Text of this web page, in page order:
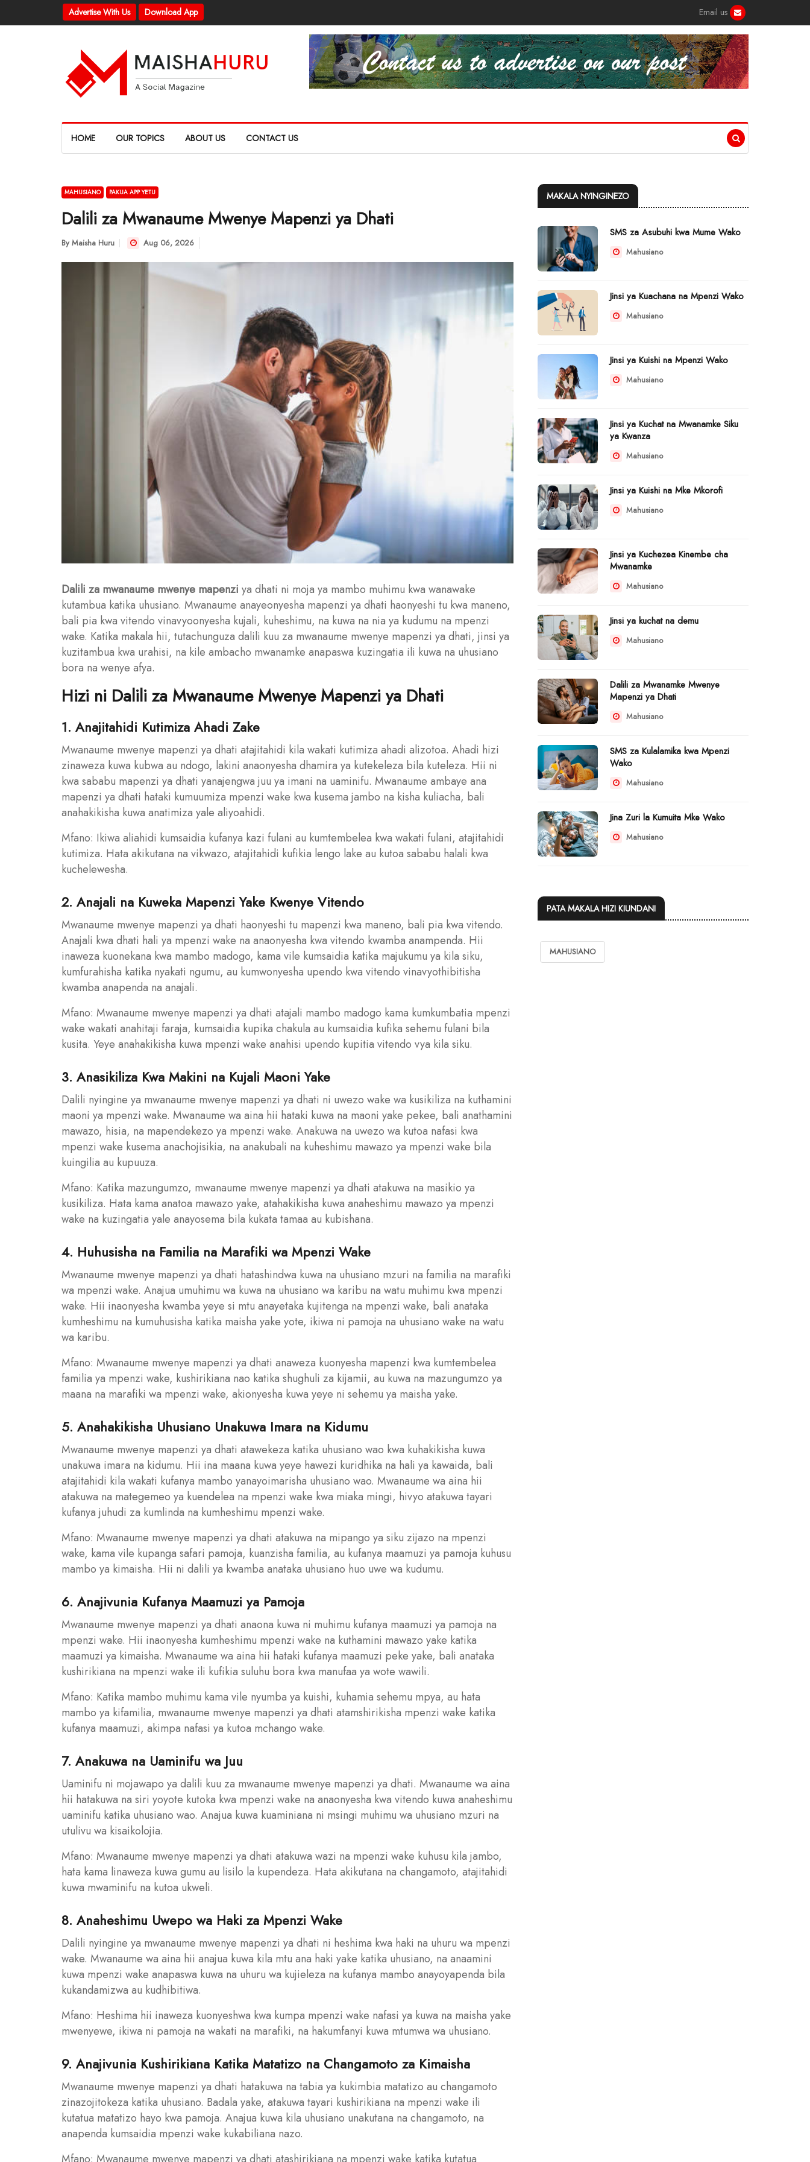
Advertise With Us Download App Email us
HOME OUR TOPICS ABOUT US CONTACT US
MAHUSIANO PAKUA APP YETU
Dalili za Mwanaume Mwenye Mapenzi ya Dhati
By Maisha Huru Aug 06, 2026
Dalili za mwanaume mwenye mapenzi ya dhati ni moja ya mambo muhimu kwa wanawake
kutambua katika uhusiano. Mwanaume anayeonyesha mapenzi ya dhati haonyeshi tu kwa maneno,
bali pia kwa vitendo vinavyoonyesha kujali, kuheshimu, na kuwa na nia ya kudumu na mpenzi
wake. Katika makala hii, tutachunguza dalili kuu za mwanaume mwenye mapenzi ya dhati, jinsi ya
kuzitambua kwa urahisi, na kile ambacho mwanamke anapaswa kuzingatia ili kuwa na uhusiano
bora na wenye afya.
Hizi ni Dalili za Mwanaume Mwenye Mapenzi ya Dhati
1. Anajitahidi Kutimiza Ahadi Zake
Mwanaume mwenye mapenzi ya dhati atajitahidi kila wakati kutimiza ahadi alizotoa. Ahadi hizi
zinaweza kuwa kubwa au ndogo, lakini anaonyesha dhamira ya kutekeleza bila kuteleza. Hii ni
kwa sababu mapenzi ya dhati yanajengwa juu ya imani na uaminifu. Mwanaume ambaye ana
mapenzi ya dhati hataki kumuumiza mpenzi wake kwa kusema jambo na kisha kuliacha, bali
anahakikisha kuwa anatimiza yale aliyoahidi.
Mfano: Ikiwa aliahidi kumsaidia kufanya kazi fulani au kumtembelea kwa wakati fulani, atajitahidi
kutimiza. Hata akikutana na vikwazo, atajitahidi kufikia lengo lake au kutoa sababu halali kwa
kuchelewesha.
2. Anajali na Kuweka Mapenzi Yake Kwenye Vitendo
Mwanaume mwenye mapenzi ya dhati haonyeshi tu mapenzi kwa maneno, bali pia kwa vitendo.
Anajali kwa dhati hali ya mpenzi wake na anaonyesha kwa vitendo kwamba anampenda. Hii
inaweza kuonekana kwa mambo madogo, kama vile kumsaidia katika majukumu ya kila siku,
kumfurahisha katika nyakati ngumu, au kumwonyesha upendo kwa vitendo vinavyothibitisha
kwamba anapenda na anajali.
Mfano: Mwanaume mwenye mapenzi ya dhati atajali mambo madogo kama kumkumbatia mpenzi
wake wakati anahitaji faraja, kumsaidia kupika chakula au kumsaidia kufika sehemu fulani bila
kusita. Yeye anahakikisha kuwa mpenzi wake anahisi upendo kupitia vitendo vya kila siku.
3. Anasikiliza Kwa Makini na Kujali Maoni Yake
Dalili nyingine ya mwanaume mwenye mapenzi ya dhati ni uwezo wake wa kusikiliza na kuthamini
maoni ya mpenzi wake. Mwanaume wa aina hii hataki kuwa na maoni yake pekee, bali anathamini
mawazo, hisia, na mapendekezo ya mpenzi wake. Anakuwa na uwezo wa kutoa nafasi kwa
mpenzi wake kusema anachojisikia, na anakubali na kuheshimu mawazo ya mpenzi wake bila
kuingilia au kupuuza.
Mfano: Katika mazungumzo, mwanaume mwenye mapenzi ya dhati atakuwa na masikio ya
kusikiliza. Hata kama anatoa mawazo yake, atahakikisha kuwa anaheshimu mawazo ya mpenzi
wake na kuzingatia yale anayosema bila kukata tamaa au kubishana.
4. Huhusisha na Familia na Marafiki wa Mpenzi Wake
Mwanaume mwenye mapenzi ya dhati hatashindwa kuwa na uhusiano mzuri na familia na marafiki
wa mpenzi wake. Anajua umuhimu wa kuwa na uhusiano wa karibu na watu muhimu kwa mpenzi
wake. Hii inaonyesha kwamba yeye si mtu anayetaka kujitenga na mpenzi wake, bali anataka
kumheshimu na kumuhusisha katika maisha yake yote, ikiwa ni pamoja na uhusiano wake na watu
wa karibu.
Mfano: Mwanaume mwenye mapenzi ya dhati anaweza kuonyesha mapenzi kwa kumtembelea
familia ya mpenzi wake, kushirikiana nao katika shughuli za kijamii, au kuwa na mazungumzo ya
maana na marafiki wa mpenzi wake, akionyesha kuwa yeye ni sehemu ya maisha yake.
5. Anahakikisha Uhusiano Unakuwa Imara na Kidumu
Mwanaume mwenye mapenzi ya dhati atawekeza katika uhusiano wao kwa kuhakikisha kuwa
unakuwa imara na kidumu. Hii ina maana kuwa yeye hawezi kuridhika na hali ya kawaida, bali
atajitahidi kila wakati kufanya mambo yanayoimarisha uhusiano wao. Mwanaume wa aina hii
atakuwa na mategemeo ya kuendelea na mpenzi wake kwa miaka mingi, hivyo atakuwa tayari
kufanya juhudi za kumlinda na kumheshimu mpenzi wake.
Mfano: Mwanaume mwenye mapenzi ya dhati atakuwa na mipango ya siku zijazo na mpenzi
wake, kama vile kupanga safari pamoja, kuanzisha familia, au kufanya maamuzi ya pamoja kuhusu
mambo ya kimaisha. Hii ni dalili ya kwamba anataka uhusiano huo uwe wa kudumu.
6. Anajivunia Kufanya Maamuzi ya Pamoja
Mwanaume mwenye mapenzi ya dhati anaona kuwa ni muhimu kufanya maamuzi ya pamoja na
mpenzi wake. Hii inaonyesha kumheshimu mpenzi wake na kuthamini mawazo yake katika
maamuzi ya kimaisha. Mwanaume wa aina hii hataki kufanya maamuzi peke yake, bali anataka
kushirikiana na mpenzi wake ili kufikia suluhu bora kwa manufaa ya wote wawili.
Mfano: Katika mambo muhimu kama vile nyumba ya kuishi, kuhamia sehemu mpya, au hata
mambo ya kifamilia, mwanaume mwenye mapenzi ya dhati atamshirikisha mpenzi wake katika
kufanya maamuzi, akimpa nafasi ya kutoa mchango wake.
7. Anakuwa na Uaminifu wa Juu
Uaminifu ni mojawapo ya dalili kuu za mwanaume mwenye mapenzi ya dhati. Mwanaume wa aina
hii hatakuwa na siri yoyote kutoka kwa mpenzi wake na anaonyesha kwa vitendo kuwa anaheshimu
uaminifu katika uhusiano wao. Anajua kuwa kuaminiana ni msingi muhimu wa uhusiano mzuri na
utulivu wa kisaikolojia.
Mfano: Mwanaume mwenye mapenzi ya dhati atakuwa wazi na mpenzi wake kuhusu kila jambo,
hata kama linaweza kuwa gumu au lisilo la kupendeza. Hata akikutana na changamoto, atajitahidi
kuwa mwaminifu na kutoa ukweli.
8. Anaheshimu Uwepo wa Haki za Mpenzi Wake
Dalili nyingine ya mwanaume mwenye mapenzi ya dhati ni heshima kwa haki na uhuru wa mpenzi
wake. Mwanaume wa aina hii anajua kuwa kila mtu ana haki yake katika uhusiano, na anaamini
kuwa mpenzi wake anapaswa kuwa na uhuru wa kujieleza na kufanya mambo anayoyapenda bila
kukandamizwa au kudhibitiwa.
Mfano: Heshima hii inaweza kuonyeshwa kwa kumpa mpenzi wake nafasi ya kuwa na maisha yake
mwenyewe, ikiwa ni pamoja na wakati na marafiki, na hakumfanyi kuwa mtumwa wa uhusiano.
9. Anajivunia Kushirikiana Katika Matatizo na Changamoto za Kimaisha
Mwanaume mwenye mapenzi ya dhati hatakuwa na tabia ya kukimbia matatizo au changamoto
zinazojitokeza katika uhusiano. Badala yake, atakuwa tayari kushirikiana na mpenzi wake ili
kutatua matatizo hayo kwa pamoja. Anajua kuwa kila uhusiano unakutana na changamoto, na
anapenda kumsaidia mpenzi wake kukabiliana nazo.
MAKALA NYINGINEZO
SMS za Asubuhi kwa Mume Wako
Mahusiano
Jinsi ya Kuachana na Mpenzi Wako
Mahusiano
Jinsi ya Kuishi na Mpenzi Wako
Mahusiano
Jinsi ya Kuchat na Mwanamke Siku
ya Kwanza
Mahusiano
Jinsi ya Kuishi na Mke Mkorofi
Mahusiano
Jinsi ya Kuchezea Kinembe cha
Mwanamke
Mahusiano
Jinsi ya kuchat na demu
Mahusiano
Dalili za Mwanamke Mwenye
Mapenzi ya Dhati
Mahusiano
SMS za Kulalamika kwa Mpenzi
Wako
Mahusiano
Jina Zuri la Kumuita Mke Wako
Mahusiano
PATA MAKALA HIZI KIUNDANI
MAHUSIANO